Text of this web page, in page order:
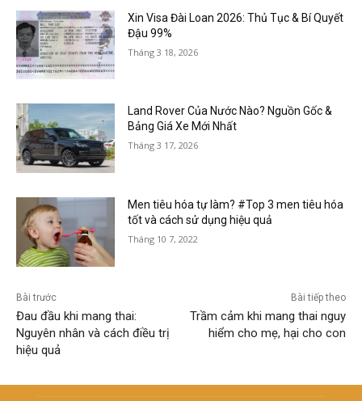
Xin Visa Đài Loan 2026: Thủ Tục & Bí Quyết
Đậu 99%
Tháng 3 18, 2026
Land Rover Của Nước Nào? Nguồn Gốc &
Bảng Giá Xe Mới Nhất
Tháng 3 17, 2026
Men tiêu hóa tự làm? #Top 3 men tiêu hóa
tốt và cách sử dụng hiệu quả
Tháng 10 7, 2022
Bài trước
Đau đầu khi mang thai:
Nguyên nhân và cách điều trị
hiệu quả
Bài tiếp theo
Trầm cảm khi mang thai nguy
hiểm cho mẹ, hại cho con